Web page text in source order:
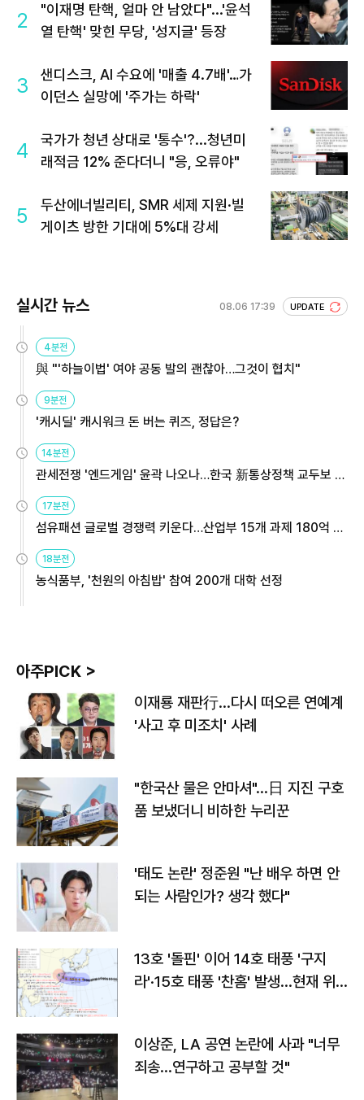
2
"이재명 탄핵, 얼마 안 남았다"...'윤석
열 탄핵' 맞힌 무당, '성지글' 등장
3
샌디스크, AI 수요에 '매출 4.7배'…가
이던스 실망에 '주가는 하락'
4
국가가 청년 상대로 '통수'?...청년미
래적금 12% 준다더니 "응, 오류야"
5
두산에너빌리티, SMR 세제 지원·빌
게이츠 방한 기대에 5%대 강세
실시간 뉴스 08.06 17:39 UPDATE
4분전
與 "'하늘이법' 여야 공동 발의 괜찮아…그것이 협치"
9분전
'캐시딜' 캐시워크 돈 버는 퀴즈, 정답은?
14분전
관세전쟁 '엔드게임' 윤곽 나오나…한국 新통상정책 교두보 활
용해야
17분전
섬유패션 글로벌 경쟁력 키운다…산업부 15개 과제 180억 지
원
18분전
농식품부, '천원의 아침밥' 참여 200개 대학 선정
아주PICK >
이재룡 재판行…다시 떠오른 연예계
'사고 후 미조치' 사례
"한국산 물은 안마셔"…日 지진 구호
품 보냈더니 비하한 누리꾼
'태도 논란' 정준원 "난 배우 하면 안
되는 사람인가? 생각 했다"
13호 '돌핀' 이어 14호 태풍 '구지
라'·15호 태풍 '찬홈' 발생…현재 위
이상준, LA 공연 논란에 사과 "너무
죄송…연구하고 공부할 것"